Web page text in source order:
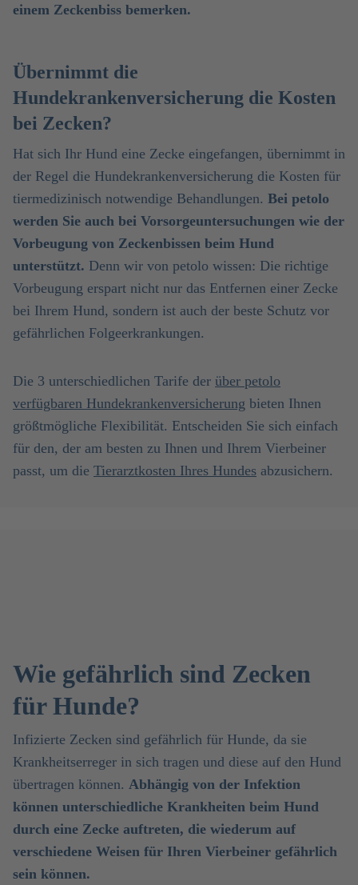
einem Zeckenbiss bemerken.
Übernimmt die
Hundekrankenversicherung die Kosten
bei Zecken?
Hat sich Ihr Hund eine Zecke eingefangen, übernimmt in
der Regel die Hundekrankenversicherung die Kosten für
tiermedizinisch notwendige Behandlungen. Bei petolo
werden Sie auch bei Vorsorgeuntersuchungen wie der
Vorbeugung von Zeckenbissen beim Hund
unterstützt. Denn wir von petolo wissen: Die richtige
Vorbeugung erspart nicht nur das Entfernen einer Zecke
bei Ihrem Hund, sondern ist auch der beste Schutz vor
gefährlichen Folgeerkrankungen.
Die 3 unterschiedlichen Tarife der über petolo
verfügbaren Hundekrankenversicherung bieten Ihnen
größtmögliche Flexibilität. Entscheiden Sie sich einfach
für den, der am besten zu Ihnen und Ihrem Vierbeiner
passt, um die Tierarztkosten Ihres Hundes abzusichern.
Wie gefährlich sind Zecken
für Hunde?
Infizierte Zecken sind gefährlich für Hunde, da sie
Krankheitserreger in sich tragen und diese auf den Hund
übertragen können. Abhängig von der Infektion
können unterschiedliche Krankheiten beim Hund
durch eine Zecke auftreten, die wiederum auf
verschiedene Weisen für Ihren Vierbeiner gefährlich
sein können.